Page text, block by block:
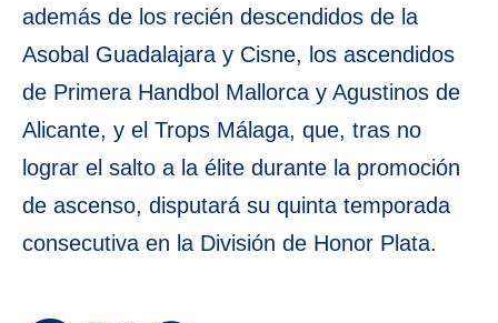
además de los recién descendidos de la
Asobal Guadalajara y Cisne, los ascendidos
de Primera Handbol Mallorca y Agustinos de
Alicante, y el Trops Málaga, que, tras no
lograr el salto a la élite durante la promoción
de ascenso, disputará su quinta temporada
consecutiva en la División de Honor Plata.